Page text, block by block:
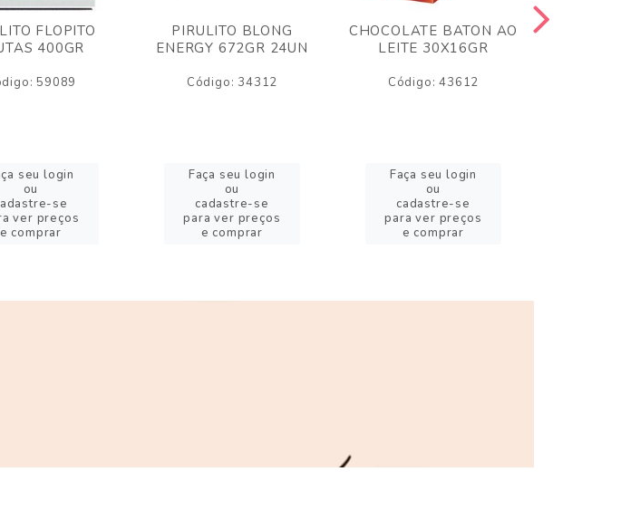
FLOPITO
400GR
59089
seu login
ou
se
ver preços
e comprar
PIRULITO BLONG
ENERGY 672GR 24UN
Código: 34312
Faça seu login
ou
cadastre-se
para ver preços
e comprar
CHOCOLATE BATON AO
LEITE 30X16GR
Código: 43612
Faça seu login
ou
cadastre-se
para ver preços
e comprar